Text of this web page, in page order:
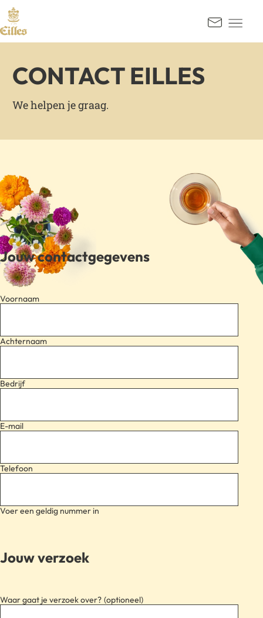
CONTACT EILLES
We helpen je graag.
Jouw contactgegevens
Voornaam
Achternaam
Bedrijf
E-mail
Telefoon
Voer een geldig nummer in
Jouw verzoek
Waar gaat je verzoek over?